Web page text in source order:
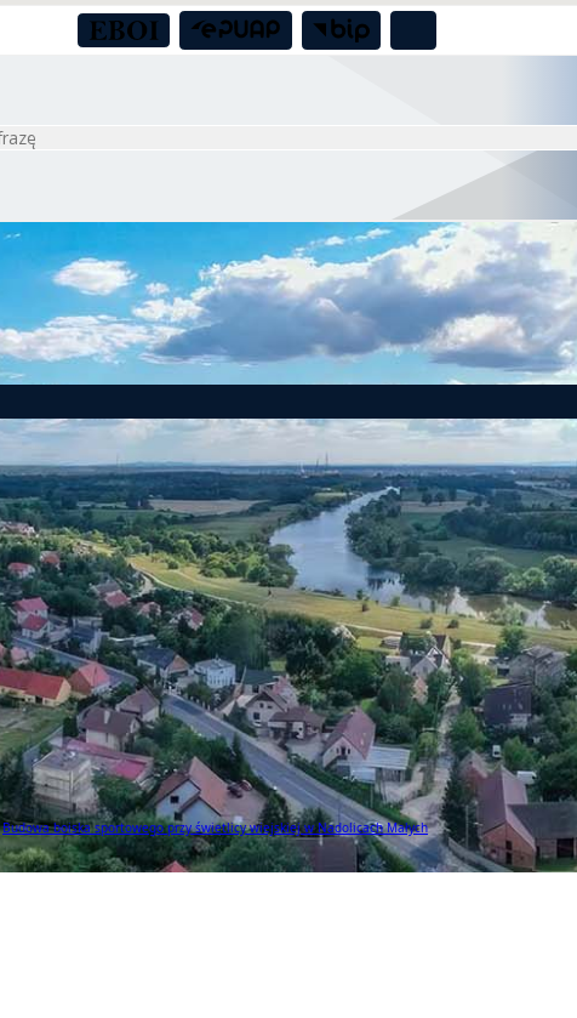
Budowa boiska sportowego przy świetlicy wiejskiej w Nadolicach Małych
Budowa boiska sportowego przy świetlicy wiejskiej w Nadolicach Małych